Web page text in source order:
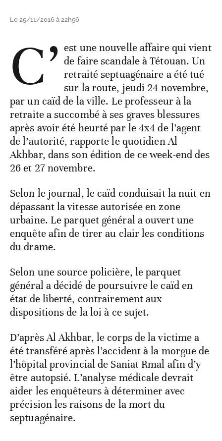
Le 25/11/2016 à 22h56
C’ est une nouvelle affaire qui vient
de faire scandale à Tétouan. Un
retraité septuagénaire a été tué
sur la route, jeudi 24 novembre,
par un caïd de la ville. Le professeur à la
retraite a succombé à ses graves blessures
après avoir été heurté par le 4x4 de l’agent
de l’autorité, rapporte le quotidien Al
Akhbar, dans son édition de ce week-end des
26 et 27 novembre.
Selon le journal, le caïd conduisait la nuit en
dépassant la vitesse autorisée en zone
urbaine. Le parquet général a ouvert une
enquête afin de tirer au clair les conditions
du drame.
Selon une source policière, le parquet
général a décidé de poursuivre le caïd en
état de liberté, contrairement aux
dispositions de la loi à ce sujet.
D’après Al Akhbar, le corps de la victime a
été transféré après l’accident à la morgue de
l’hôpital provincial de Saniat Rmal afin d’y
être autopsié. L’analyse médicale devrait
aider les enquêteurs à déterminer avec
précision les raisons de la mort du
septuagénaire.